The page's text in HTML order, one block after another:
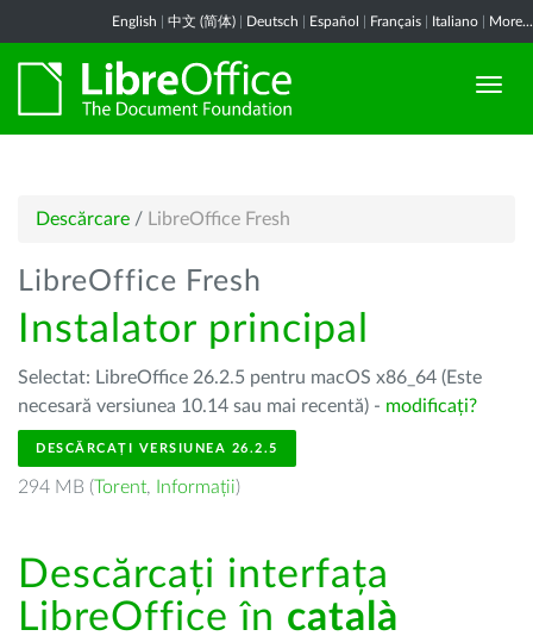
English 中文 (简体) Deutsch Español Français Italiano More...
Descărcare / LibreOffice Fresh
LibreOffice Fresh
Instalator principal
Selectat: LibreOffice 26.2.5 pentru macOS x86_64 (Este
necesară versiunea 10.14 sau mai recentă) - modificați?
DESCĂRCAȚI VERSIUNEA 26.2.5
294 MB (Torent, Informații)
Descărcați interfața
LibreOffice în català